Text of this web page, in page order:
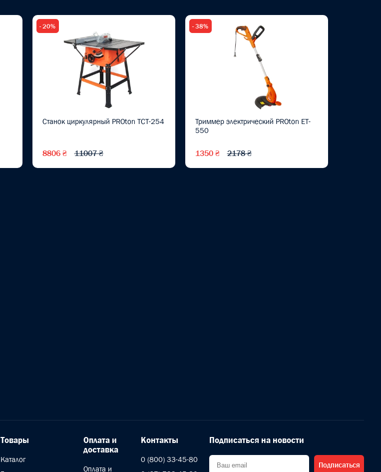
- 20%
Станок циркулярный PROton TCT-254
8806 ₴ 11007 ₴
- 38%
Триммер электрический PROton ET-
550
1350 ₴ 2178 ₴
Товары
Каталог
Оплата и
доставка
Оплата и
Контакты
0 (800) 33-45-80
Подписаться на новости
Подписаться